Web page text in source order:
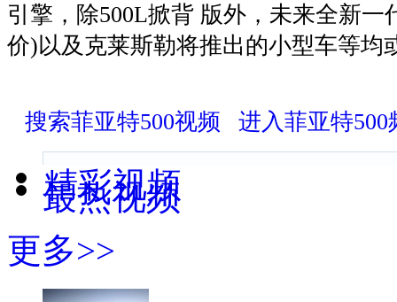
引擎，除500L掀背 版外，未来全新一
价)以及克莱斯勒将推出的小型车等均
搜索菲亚特500视频 进入菲亚特500
精彩视频
最热视频
更多>>